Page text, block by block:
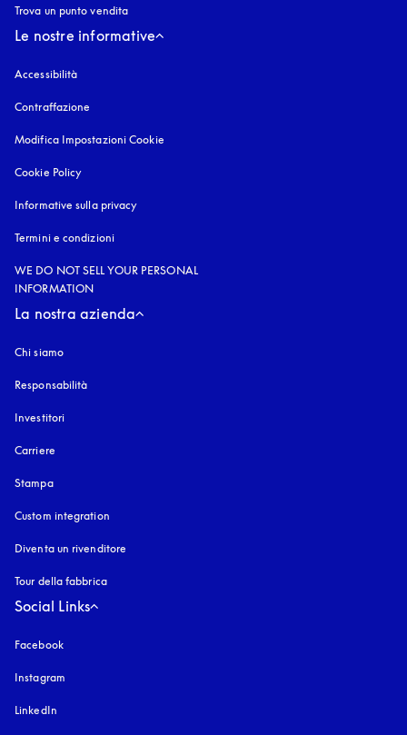
Trova un punto vendita
Le nostre informative
Accessibilità
Contraffazione
Modifica Impostazioni Cookie
Cookie Policy
Informative sulla privacy
Termini e condizioni
WE DO NOT SELL YOUR PERSONAL
INFORMATION
La nostra azienda
Chi siamo
Responsabilità
Investitori
Carriere
Stampa
Custom integration
Diventa un rivenditore
Tour della fabbrica
Social Links
Facebook
Instagram
LinkedIn